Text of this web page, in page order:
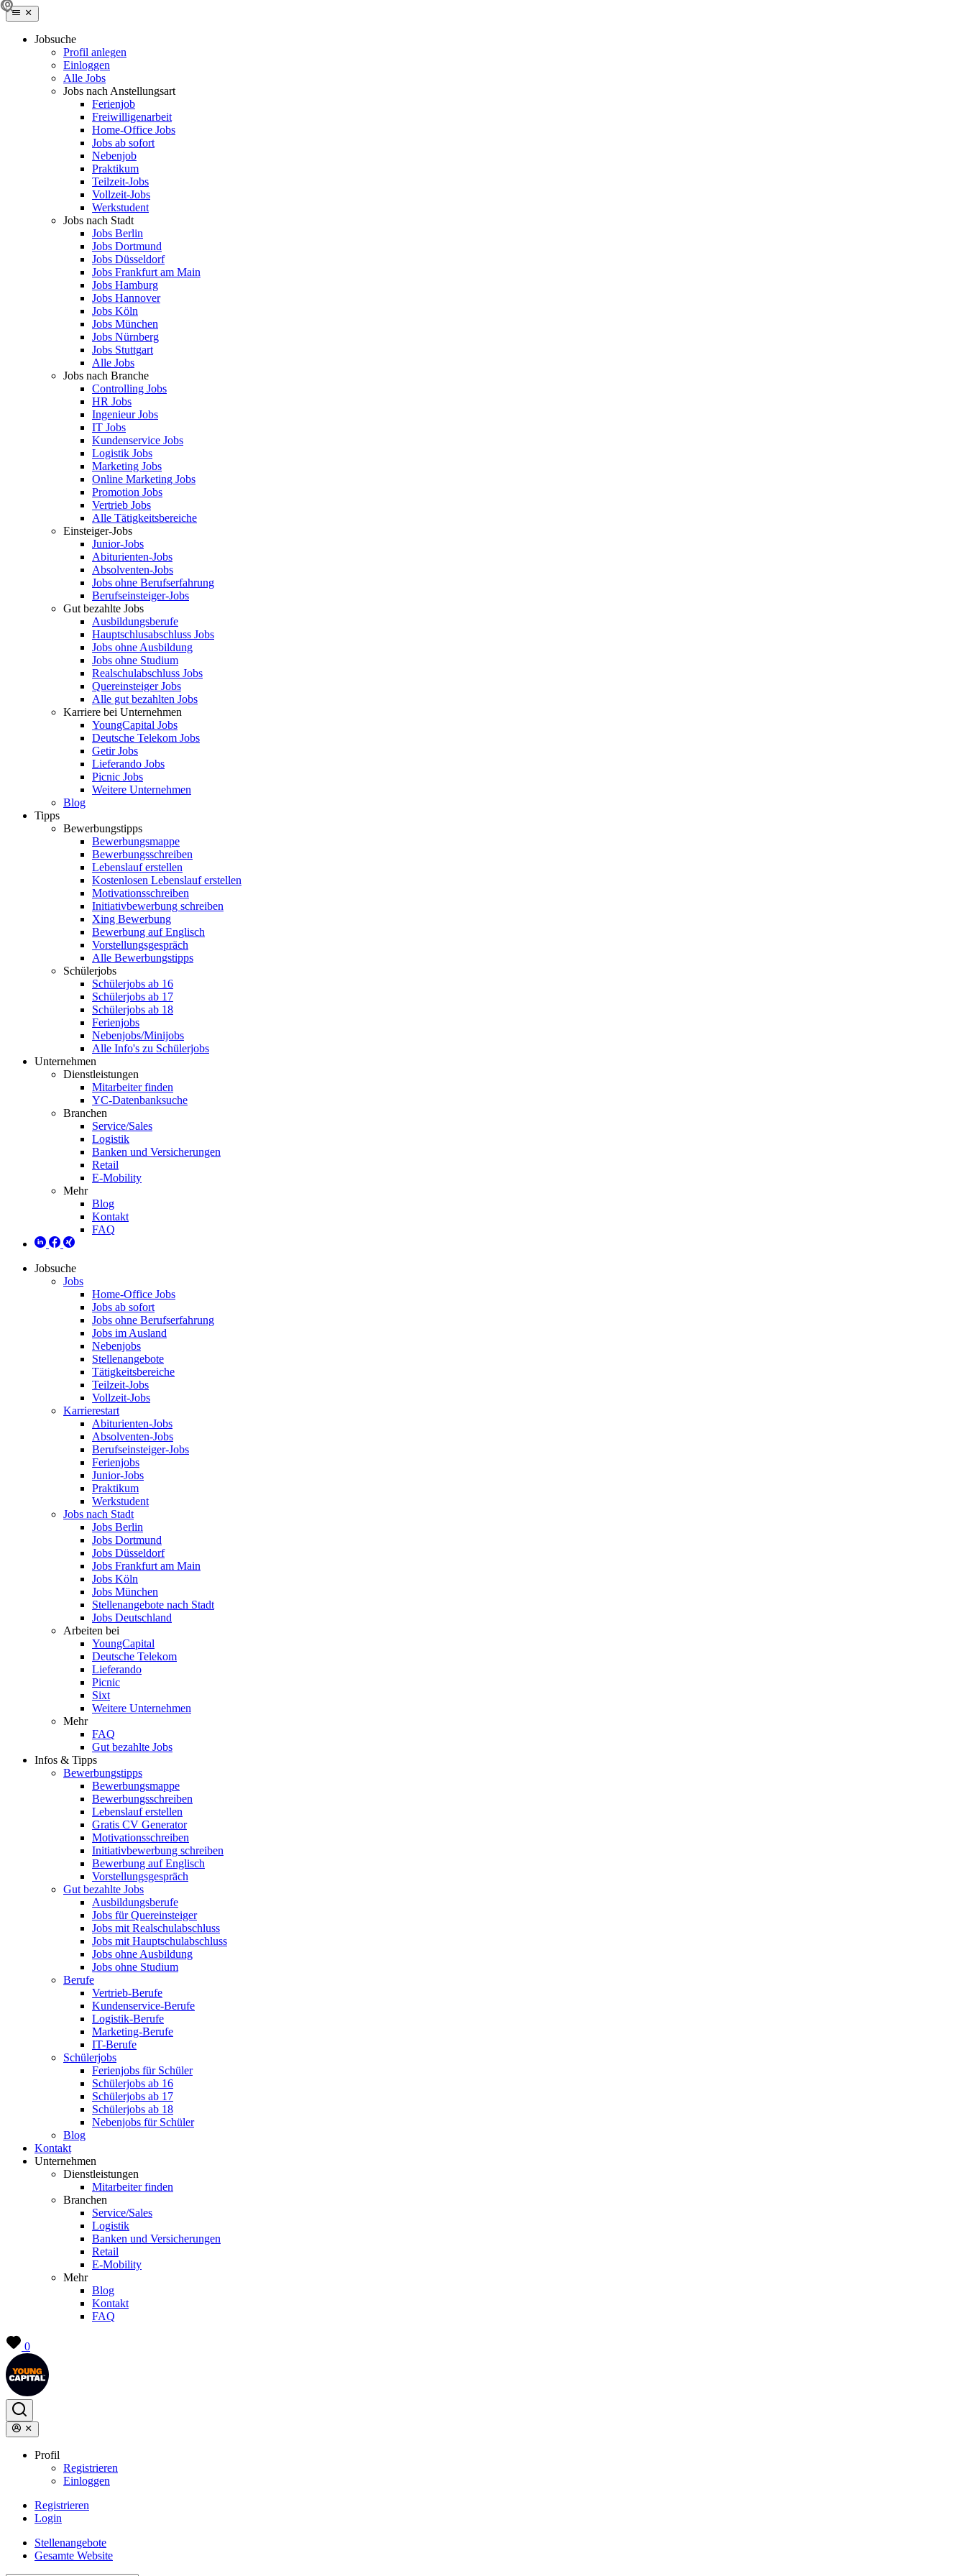
Jobsuche
Profil anlegen
Einloggen
Alle Jobs
Jobs nach Anstellungsart
Ferienjob
Freiwilligenarbeit
Home-Office Jobs
Jobs ab sofort
Nebenjob
Praktikum
Teilzeit-Jobs
Vollzeit-Jobs
Werkstudent
Jobs nach Stadt
Jobs Berlin
Jobs Dortmund
Jobs Düsseldorf
Jobs Frankfurt am Main
Jobs Hamburg
Jobs Hannover
Jobs Köln
Jobs München
Jobs Nürnberg
Jobs Stuttgart
Alle Jobs
Jobs nach Branche
Controlling Jobs
HR Jobs
Ingenieur Jobs
IT Jobs
Kundenservice Jobs
Logistik Jobs
Marketing Jobs
Online Marketing Jobs
Promotion Jobs
Vertrieb Jobs
Alle Tätigkeitsbereiche
Einsteiger-Jobs
Junior-Jobs
Abiturienten-Jobs
Absolventen-Jobs
Jobs ohne Berufserfahrung
Berufseinsteiger-Jobs
Gut bezahlte Jobs
Ausbildungsberufe
Hauptschlusabschluss Jobs
Jobs ohne Ausbildung
Jobs ohne Studium
Realschulabschluss Jobs
Quereinsteiger Jobs
Alle gut bezahlten Jobs
Karriere bei Unternehmen
YoungCapital Jobs
Deutsche Telekom Jobs
Getir Jobs
Lieferando Jobs
Picnic Jobs
Weitere Unternehmen
Blog
Tipps
Bewerbungstipps
Bewerbungsmappe
Bewerbungsschreiben
Lebenslauf erstellen
Kostenlosen Lebenslauf erstellen
Motivationsschreiben
Initiativbewerbung schreiben
Xing Bewerbung
Bewerbung auf Englisch
Vorstellungsgespräch
Alle Bewerbungstipps
Schülerjobs
Schülerjobs ab 16
Schülerjobs ab 17
Schülerjobs ab 18
Ferienjobs
Nebenjobs/Minijobs
Alle Info's zu Schülerjobs
Unternehmen
Dienstleistungen
Mitarbeiter finden
YC-Datenbanksuche
Branchen
Service/Sales
Logistik
Banken und Versicherungen
Retail
E-Mobility
Mehr
Blog
Kontakt
FAQ
Jobsuche
Jobs
Home-Office Jobs
Jobs ab sofort
Jobs ohne Berufserfahrung
Jobs im Ausland
Nebenjobs
Stellenangebote
Tätigkeitsbereiche
Teilzeit-Jobs
Vollzeit-Jobs
Karrierestart
Abiturienten-Jobs
Absolventen-Jobs
Berufseinsteiger-Jobs
Ferienjobs
Junior-Jobs
Praktikum
Werkstudent
Jobs nach Stadt
Jobs Berlin
Jobs Dortmund
Jobs Düsseldorf
Jobs Frankfurt am Main
Jobs Köln
Jobs München
Stellenangebote nach Stadt
Jobs Deutschland
Arbeiten bei
YoungCapital
Deutsche Telekom
Lieferando
Picnic
Sixt
Weitere Unternehmen
Mehr
FAQ
Gut bezahlte Jobs
Infos & Tipps
Bewerbungstipps
Bewerbungsmappe
Bewerbungsschreiben
Lebenslauf erstellen
Gratis CV Generator
Motivationsschreiben
Initiativbewerbung schreiben
Bewerbung auf Englisch
Vorstellungsgespräch
Gut bezahlte Jobs
Ausbildungsberufe
Jobs für Quereinsteiger
Jobs mit Realschulabschluss
Jobs mit Hauptschulabschluss
Jobs ohne Ausbildung
Jobs ohne Studium
Berufe
Vertrieb-Berufe
Kundenservice-Berufe
Logistik-Berufe
Marketing-Berufe
IT-Berufe
Schülerjobs
Ferienjobs für Schüler
Schülerjobs ab 16
Schülerjobs ab 17
Schülerjobs ab 18
Nebenjobs für Schüler
Blog
Kontakt
Unternehmen
Dienstleistungen
Mitarbeiter finden
Branchen
Service/Sales
Logistik
Banken und Versicherungen
Retail
E-Mobility
Mehr
Blog
Kontakt
FAQ
0
Profil
Registrieren
Einloggen
Registrieren
Login
Stellenangebote
Gesamte Website